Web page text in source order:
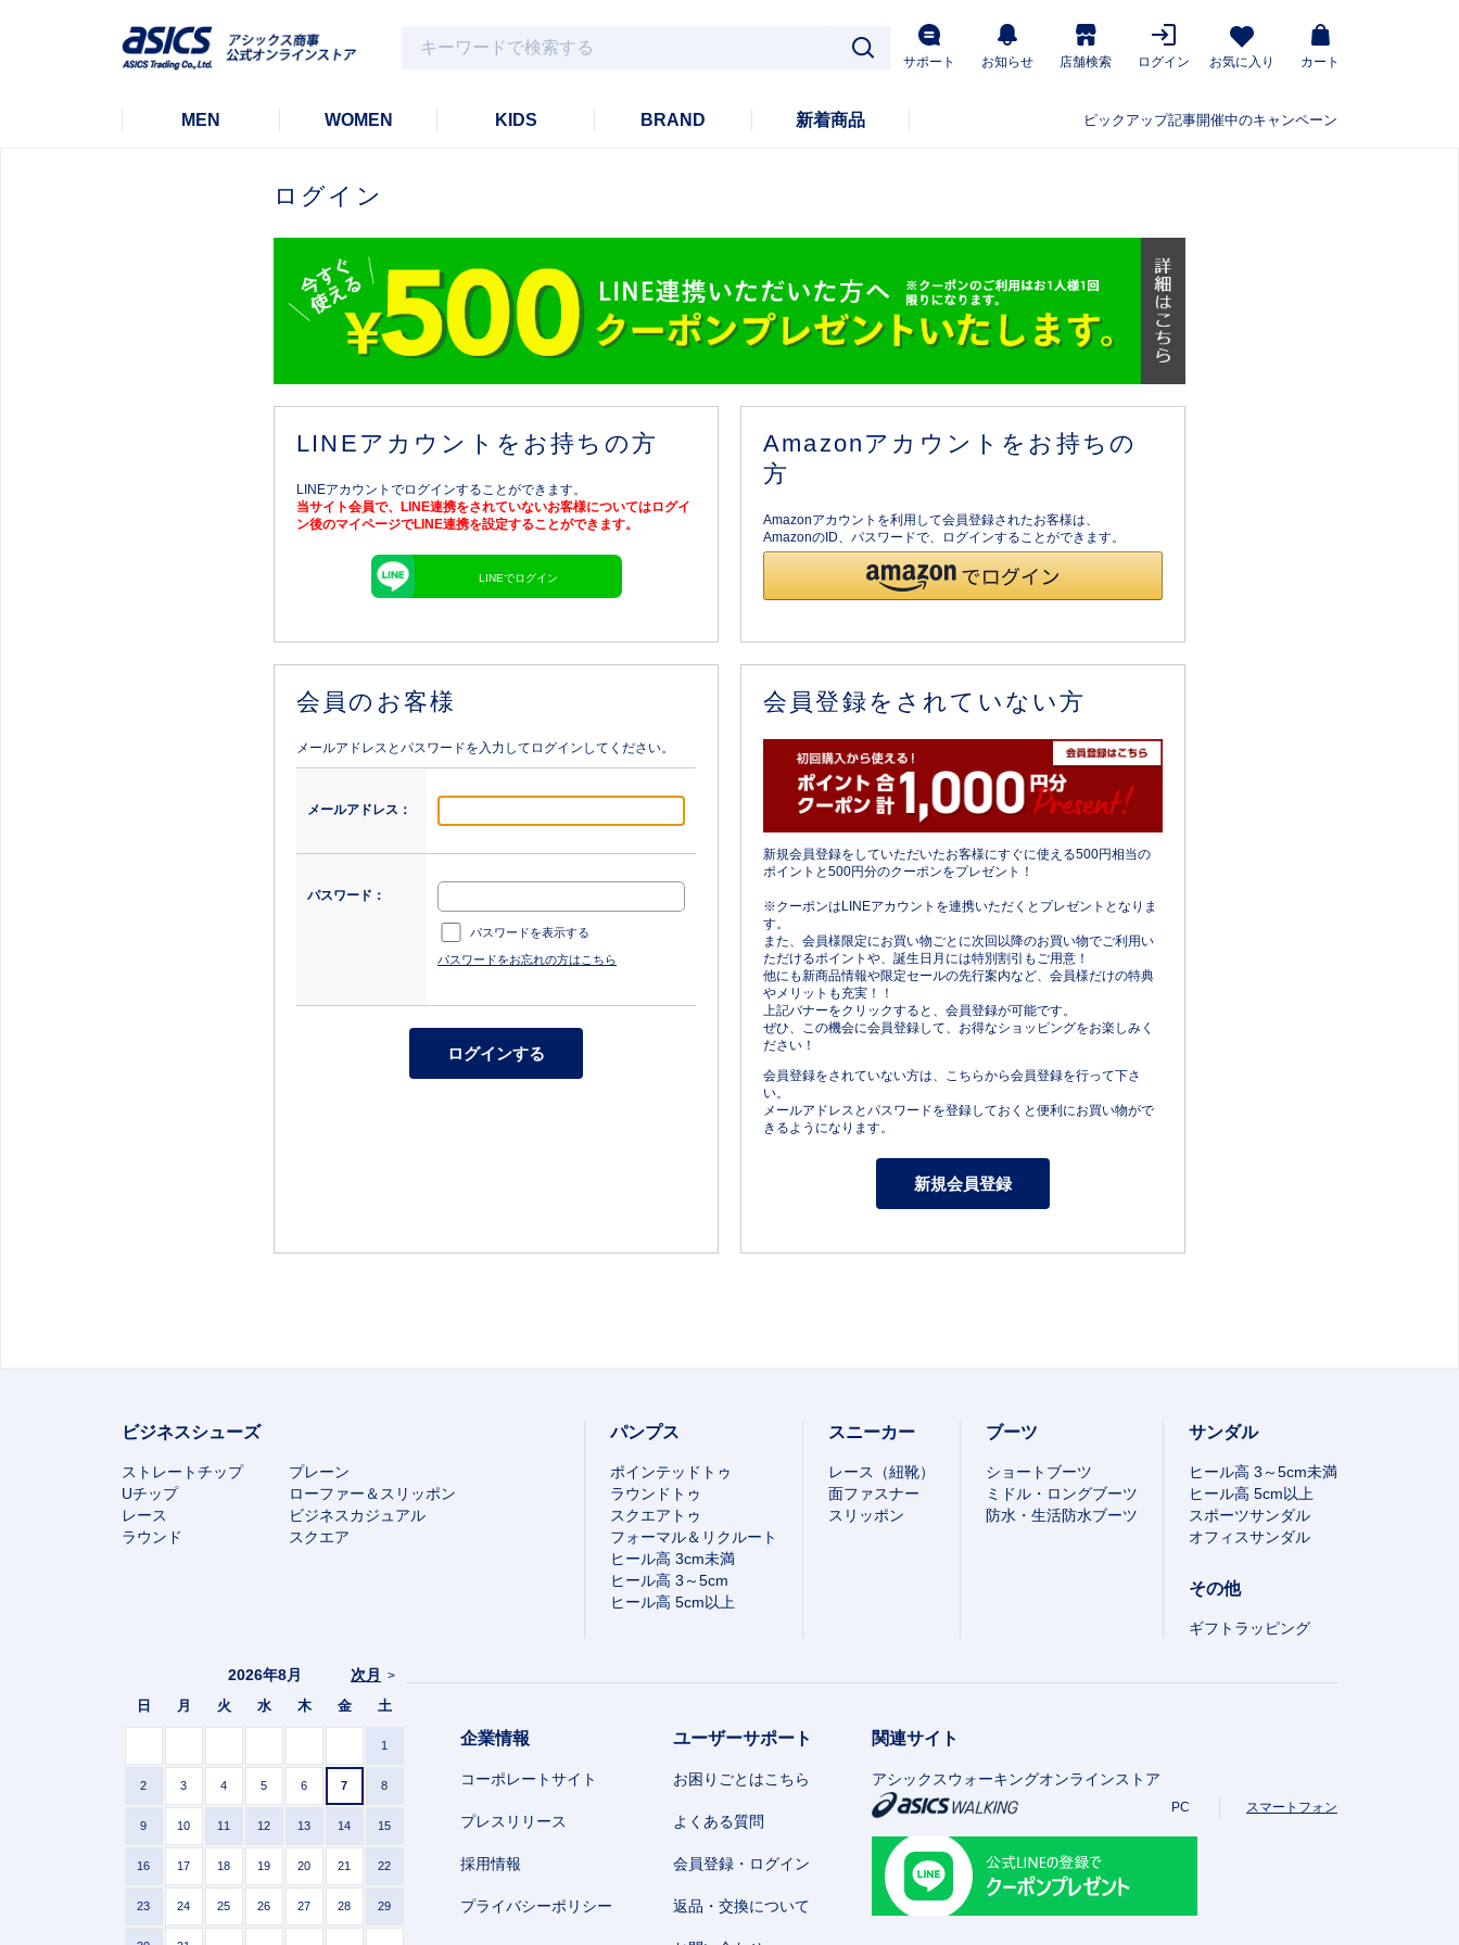
サポート お知らせ 店舗検索 ログイン お気に入り カート
MEN WOMEN KIDS BRAND 新着商品 ピックアップ記事開催中のキャンペーン
ログイン
LINEアカウントをお持ちの方
LINEアカウントでログインすることができます。
当サイト会員で、LINE連携をされていないお客様についてはログイ
ン後のマイページでLINE連携を設定することができます。
LINEでログイン
Amazonアカウントをお持ちの
方
Amazonアカウントを利用して会員登録されたお客様は、
AmazonのID、パスワードで、ログインすることができます。
会員のお客様
メールアドレスとパスワードを入力してログインしてください。
メールアドレス：
パスワード：
パスワードを表示する
パスワードをお忘れの方はこちら
会員登録をされていない方
新規会員登録をしていただいたお客様にすぐに使える500円相当の
ポイントと500円分のクーポンをプレゼント！
※クーポンはLINEアカウントを連携いただくとプレゼントとなりま
す。
また、会員様限定にお買い物ごとに次回以降のお買い物でご利用い
ただけるポイントや、誕生日月には特別割引もご用意！
他にも新商品情報や限定セールの先行案内など、会員様だけの特典
やメリットも充実！！
上記バナーをクリックすると、会員登録が可能です。
ぜひ、この機会に会員登録して、お得なショッピングをお楽しみく
ださい！
会員登録をされていない方は、こちらから会員登録を行って下さ
い。
メールアドレスとパスワードを登録しておくと便利にお買い物がで
きるようになります。
ビジネスシューズ
ストレートチップ
プレーン
Uチップ
ローファー＆スリッポン
レース
ビジネスカジュアル
ラウンド
スクエア
パンプス
ポインテッドトゥ
ラウンドトゥ
スクエアトゥ
フォーマル＆リクルート
ヒール高 3cm未満
ヒール高 3～5cm
ヒール高 5cm以上
スニーカー
レース（紐靴）
面ファスナー
スリッポン
ブーツ
ショートブーツ
ミドル・ロングブーツ
防水・生活防水ブーツ
サンダル
ヒール高 3～5cm未満
ヒール高 5cm以上
スポーツサンダル
オフィスサンダル
その他
ギフトラッピング
次月 >
2026年8月
日 月 火 水 木 金 土
1
2 3 4 5 6 7 8
9 10 11 12 13 14 15
16 17 18 19 20 21 22
23 24 25 26 27 28 29
企業情報
コーポレートサイト
プレスリリース
採用情報
プライバシーポリシー
ユーザーサポート
お困りごとはこちら
よくある質問
会員登録・ログイン
返品・交換について
関連サイト
アシックスウォーキングオンラインストア
PC スマートフォン